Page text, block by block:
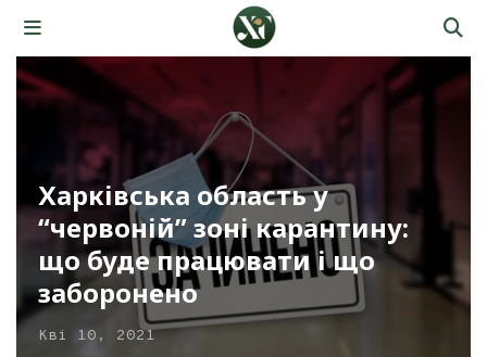
Харківська область у
“червоній” зоні карантину:
що буде працювати і що
заборонено
Кві 10, 2021